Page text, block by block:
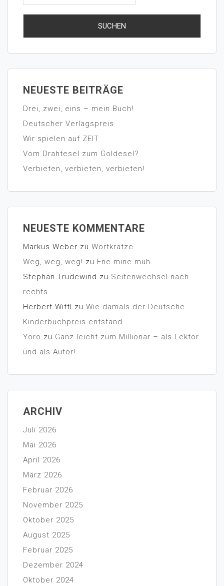
NEUESTE BEITRÄGE
Drei, zwei, eins – mein Buch!
Deutscher Verlagspreis
Wir spielen auf ZEIT
Vom Drahtesel zum Goldesel?
Verbieten, verbieten, verbieten!
NEUESTE KOMMENTARE
Markus Weber zu Wortkrätze
Weg, weg, weg! zu Ene mine muh
Stephan Trudewind zu Seitenwechsel nach
rechts
Herbert Wittl zu Wie damals der Deutsche
Kinderbuchpreis entstand
Yoro zu Ganz leicht zum Millionär – als Lektor
und als Autor!
ARCHIV
Juli 2026
Mai 2026
April 2026
März 2026
Februar 2026
November 2025
Oktober 2025
August 2025
Februar 2025
Dezember 2024
Oktober 2024